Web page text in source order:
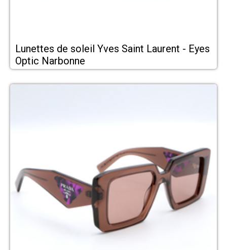
Lunettes de soleil Yves Saint Laurent - Eyes
Optic Narbonne